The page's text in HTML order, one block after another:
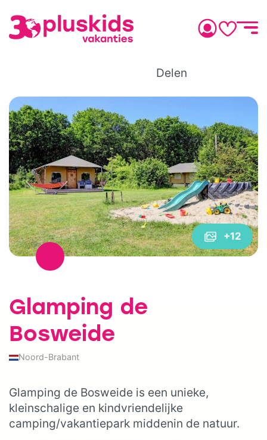
Delen
+12
Glamping de
Bosweide
Noord-Brabant
Glamping de Bosweide is een unieke,
kleinschalige en kindvriendelijke
camping/vakantiepark middenin de natuur.